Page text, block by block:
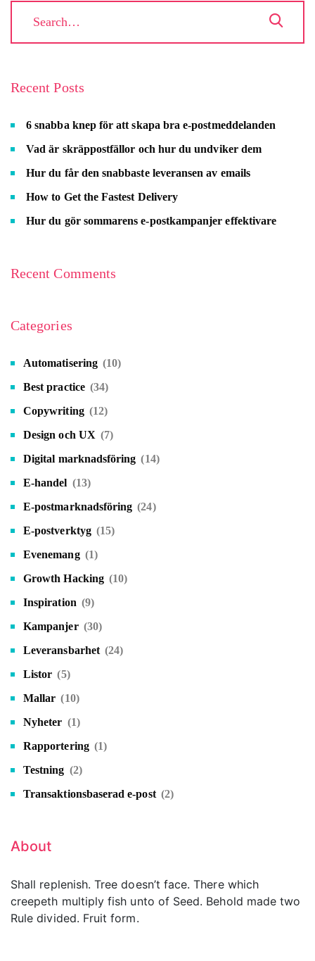
Recent Posts
6 snabba knep för att skapa bra e-postmeddelanden
Vad är skräppostfällor och hur du undviker dem
Hur du får den snabbaste leveransen av emails
How to Get the Fastest Delivery
Hur du gör sommarens e-postkampanjer effektivare
Recent Comments
Categories
Automatisering (10)
Best practice (34)
Copywriting (12)
Design och UX (7)
Digital marknadsföring (14)
E-handel (13)
E-postmarknadsföring (24)
E-postverktyg (15)
Evenemang (1)
Growth Hacking (10)
Inspiration (9)
Kampanjer (30)
Leveransbarhet (24)
Listor (5)
Mallar (10)
Nyheter (1)
Rapportering (1)
Testning (2)
Transaktionsbaserad e-post (2)
About
Shall replenish. Tree doesn’t face. There which
creepeth multiply fish unto of Seed. Behold made two
Rule divided. Fruit form.